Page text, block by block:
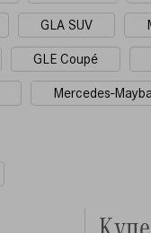
GLA SUV
GLE Coupé
Mercedes-
Купе